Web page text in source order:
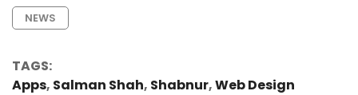
NEWS
TAGS:
Apps, Salman Shah, Shabnur,Web Design